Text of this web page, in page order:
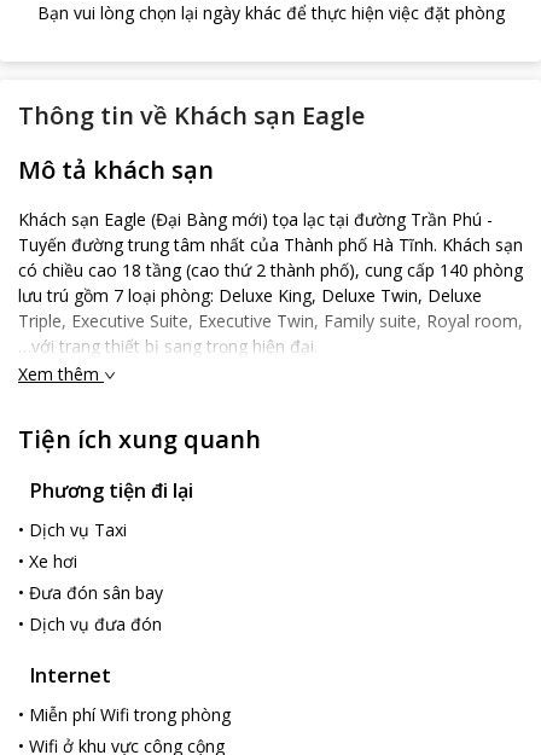
Bạn vui lòng chọn lại ngày khác để thực hiện việc đặt phòng
Thông tin về Khách sạn Eagle
Mô tả khách sạn
Khách sạn Eagle (Đại Bàng mới) tọa lạc tại đường Trần Phú -
Tuyến đường trung tâm nhất của Thành phố Hà Tĩnh. Khách sạn
có chiều cao 18 tầng (cao thứ 2 thành phố), cung cấp 140 phòng
lưu trú gồm 7 loại phòng: Deluxe King, Deluxe Twin, Deluxe
Triple, Executive Suite, Executive Twin, Family suite, Royal room,
…với trang thiết bị sang trọng hiện đại.
Phòng nghỉ có thiết kế đặc biệt, hệ thống vách kính tạo không
tầm mắt những cảnh tuyệt đẹp từ trên cao. Đi kèm với không
gian nghỉ ngơi sang trọng là hệ thống giải trí với phòng Karaoke,
Sky bar, Spa cao cấp, Coffee – hồ bơi ngoài trời, khu tập Gym,
hệ thống nhà hàng Âu Á, Coffee Lounge, phòng tiệc hiện đại và
các phòng hội nghị rộng rãi với sức chứa 700 khách.
Nằm ở trung tâm TP, trên đường quốc lộ 1A bãi đỗ xe rộng rãi
Có hệ thống Spa và Massage theo tiêu chuần Hàn Quốc Có
quầy coffee trong và ngoài trời Đội ngũ nhân viên chuyên
nghiệp, thân thiện và luôn tâm huyết với khách hàng Có bể bơi
ngoài trời và Phòng tập Gym
Xem thêm
Tiện ích xung quanh
Phương tiện đi lại
• Dịch vụ Taxi
• Xe hơi
• Đưa đón sân bay
• Dịch vụ đưa đón
Internet
• Miễn phí Wifi trong phòng
• Wifi ở khu vực công cộng